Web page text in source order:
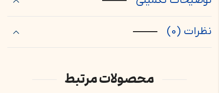
نظرات (0)
محصولات مرتبط